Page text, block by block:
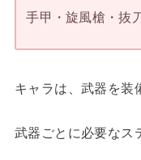
手甲・旋風槍・抜
キャラは、武器を装
武器ごとに必要なス